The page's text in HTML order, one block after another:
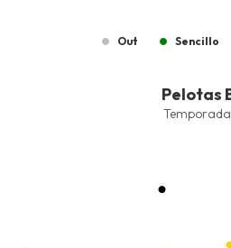
Out Sencillo
Combination chart with 9 data
The chart has 1 X axis displaying
The chart has 1 Y axis displaying
Pelotas